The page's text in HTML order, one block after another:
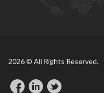
2026 © All Rights Reserved.